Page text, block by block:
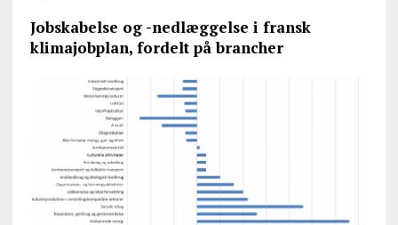
Jobskabelse og -nedlæggelse i fransk
klimajobplan, fordelt på brancher